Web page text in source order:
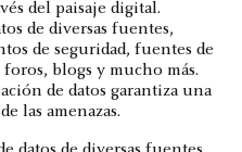
del paisaje digital.
de diversas fuentes,
de seguridad, fuentes de
blogs y mucho más.
de datos garantiza una
las amenazas.